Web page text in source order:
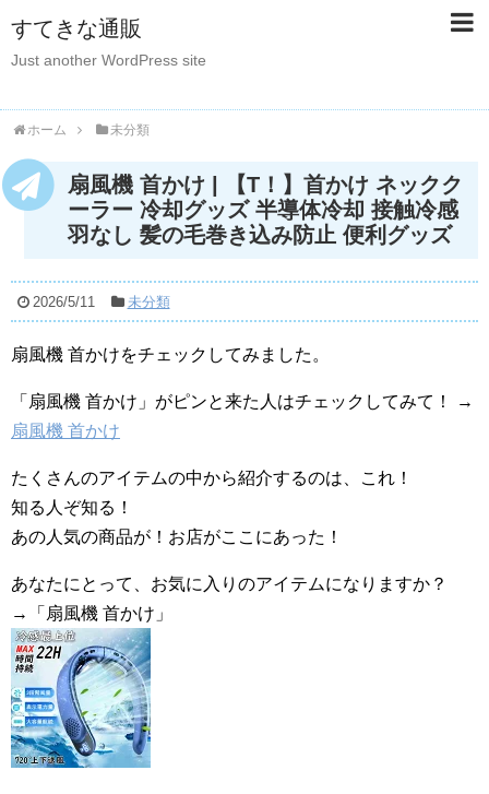
すてきな通販
Just another WordPress site
ホーム 未分類
扇風機 首かけ | 【T！】首かけ ネックク
ーラー 冷却グッズ 半導体冷却 接触冷感
羽なし 髪の毛巻き込み防止 便利グッズ
2026/5/11 未分類
扇風機 首かけをチェックしてみました。
「扇風機 首かけ」がピンと来た人はチェックしてみて！ →
扇風機 首かけ
たくさんのアイテムの中から紹介するのは、これ！
知る人ぞ知る！
あの人気の商品が！お店がここにあった！
あなたにとって、お気に入りのアイテムになりますか？
→「扇風機 首かけ」